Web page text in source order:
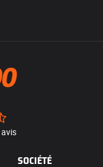
avis
SOCIÉTÉ